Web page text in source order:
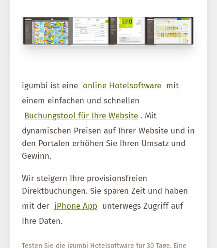
igumbi ist eine online Hotelsoftware mit
einem einfachen und schnellen
Buchungstool für Ihre Website . Mit
dynamischen Preisen auf Ihrer Website und in
den Portalen erhöhen Sie Ihren Umsatz und
Gewinn.
Wir steigern Ihre provisionsfreien
Direktbuchungen. Sie sparen Zeit und haben
mit der iPhone App unterwegs Zugriff auf
Ihre Daten.
Testen Sie die igumbi Hotelsoftware für 30 Tage. Eine